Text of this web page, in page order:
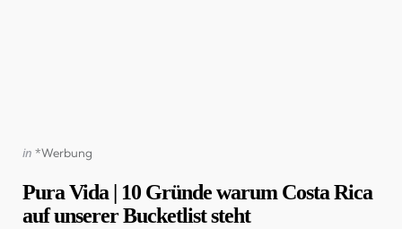
Posted
in *Werbung
Pura Vida | 10 Gründe warum Costa Rica
auf unserer Bucketlist steht